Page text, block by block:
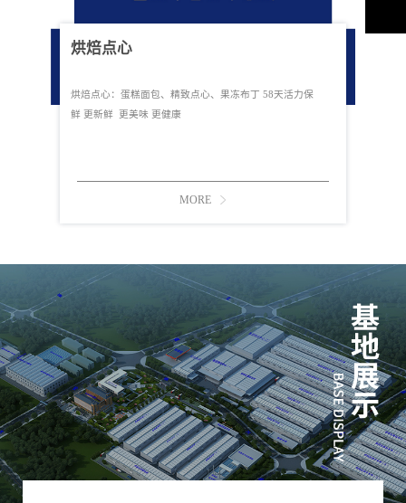
烘焙点心
烘焙点心：蛋糕面包、精致点心、果冻布丁 58天活力保
鲜 更新鲜 更美味 更健康
MORE